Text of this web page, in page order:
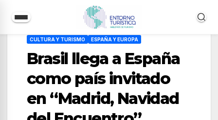
contenido
CULTURA Y TURISMO ESPAÑA Y EUROPA
Brasil llega a España
como país invitado
en “Madrid, Navidad